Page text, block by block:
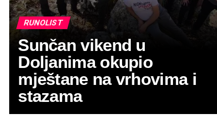
RUNOLIST
Sunčan vikend u
Doljanima okupio
mještane na vrhovima i
stazama